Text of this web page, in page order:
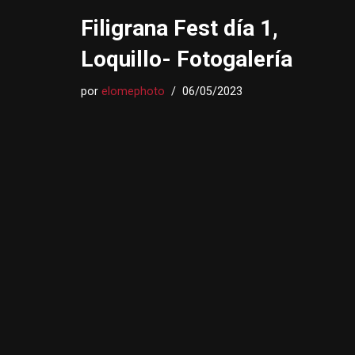
Filigrana Fest día 1,
Loquillo- Fotogalería
por elomephoto 06/05/2023